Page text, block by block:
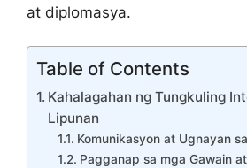
at diplomasya.
Table of Contents
Kahalagahan ng Tungkuling
Lipunan
Komunikasyon at Ugnayan
Pagganap sa mga Gawain